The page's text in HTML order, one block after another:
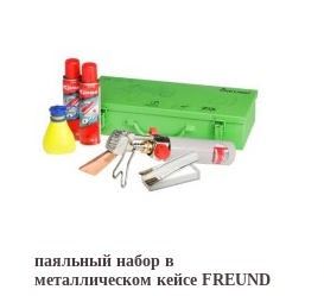
паяльный набор в
металлическом кейсе FREUND